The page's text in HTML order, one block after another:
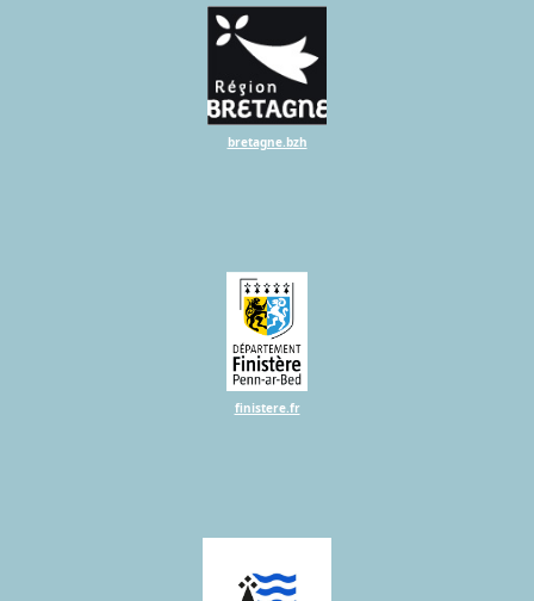
bretagne.bzh
finistere.fr